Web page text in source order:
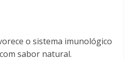
o sistema imunológico
sabor natural.